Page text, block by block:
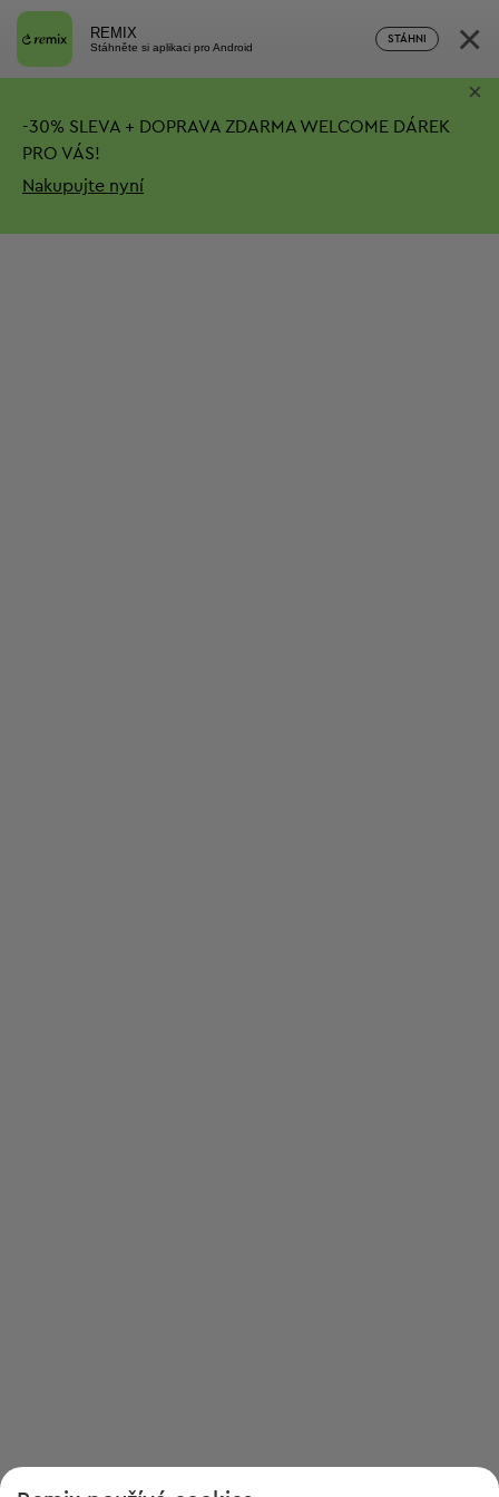
REMIX
Stáhněte si aplikaci pro Android
STÁHNI ×
-30% SLEVA + DOPRAVA ZDARMA WELCOME DÁREK
PRO VÁS!
Nakupujte nyní
×